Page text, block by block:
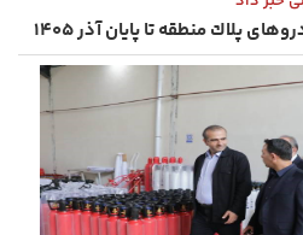
پلاك منطقه تا پایان آذر ۱۴۰۵